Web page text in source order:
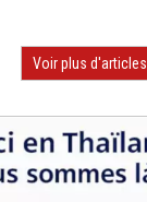
Voir plus d'articles